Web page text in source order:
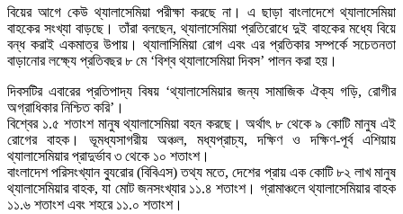
বিয়ের আগে কেউ থ্যালাসেমিয়া পরীক্ষা করছে না। এ ছাড়া বাংলাদেশে থ্যালাসেমিয়া
বাহকের সংখ্যা বাড়ছে। তাঁরা বলছেন, থ্যালাসেমিয়া প্রতিরোধে দুই বাহকের মধ্যে বিয়ে
বন্ধ করাই একমাত্র উপায়। থ্যালাসিমিয়া রোগ এবং এর প্রতিকার সম্পর্কে সচেতনতা
বাড়ানোর লক্ষ্যে প্রতিবছর ৮ মে ‘বিশ্ব থ্যালাসেমিয়া দিবস’ পালন করা হয়।
দিবসটির এবারের প্রতিপাদ্য বিষয় ‘থ্যালাসেমিয়ার জন্য সামাজিক ঐক্য গড়ি, রোগীর
অগ্রাধিকার নিশ্চিত করি’।
বিশ্বের ১.৫ শতাংশ মানুষ থ্যালাসেমিয়া বহন করছে। অর্থাৎ ৮ থেকে ৯ কোটি মানুষ এই
রোগের বাহক। ভূমধ্যসাগরীয় অঞ্চল, মধ্যপ্রাচ্য, দক্ষিণ ও দক্ষিণ-পূর্ব এশিয়ায়
থ্যালাসেমিয়ার প্রাদুর্ভাব ৩ থেকে ১০ শতাংশ।
বাংলাদেশ পরিসংখ্যান ব্যুরোর (বিবিএস) তথ্য মতে, দেশের প্রায় এক কোটি ৮২ লাখ মানুষ
থ্যালাসেমিয়ার বাহক, যা মোট জনসংখ্যার ১১.৪ শতাংশ। গ্রামাঞ্চলে থ্যালাসেমিয়ার বাহক
১১.৬ শতাংশ এবং শহরে ১১.০ শতাংশ।